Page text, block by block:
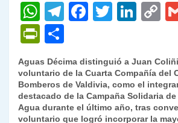
W
h
at
s
A
p
T
gr
a
m
F
e
b
o
T
er
Li
e
dI
n
C
y
Li
n
P
ri
nt
Fr
ie
o
m
p
ar
Aguas Décima distinguió a Juan
voluntario de la Cuarta Compañía del
Bomberos de Valdivia, como el
destacado de la Campaña Solidaria
Agua durante el último año, tras
voluntario que logró incorporar la